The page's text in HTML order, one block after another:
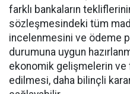
farklı bankaların
sözleşmesindeki tüm
incelenmesini ve ödeme
durumuna uygun
ekonomik gelişmelerin ve
edilmesi, daha bilinçli